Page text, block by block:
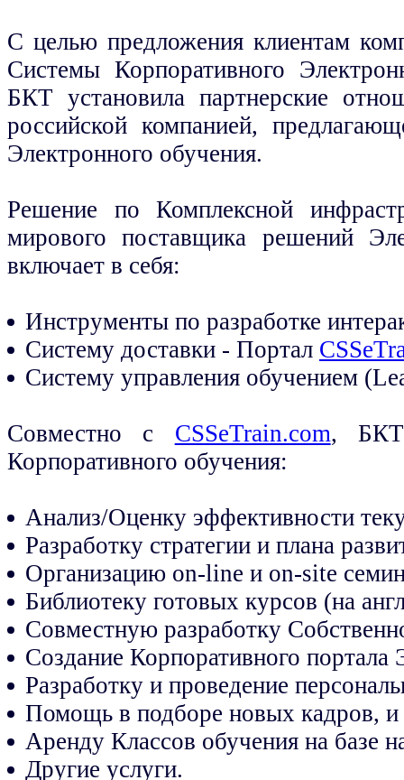
С целью предложения клиентам
Системы Корпоративного
БКТ установила партнерские
российской компанией,
Электронного обучения.
Решение по Комплексной
мирового поставщика решений
включает в себя:
Инструменты по разработке
Систему доставки - Портал
Систему управления обучением
Совместно с CSSeTrain.com, БКТ
Корпоративного обучения:
Анализ/Оценку эффективности
Разработку стратегии и плана
Организацию on-line и on-site
Библиотеку готовых курсов (на
Совместную разработку
Создание Корпоративного портала
Разработку и проведение
Помощь в подборе новых кадров, и
Аренду Классов обучения на базе
Другие услуги.